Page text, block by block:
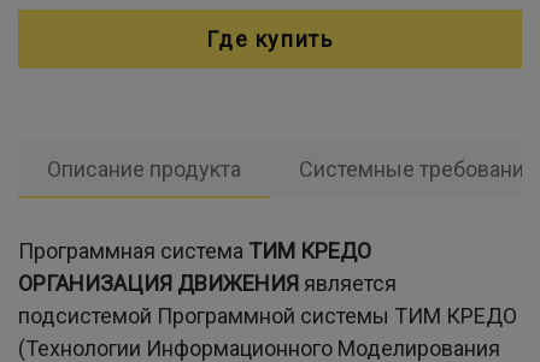
Где купить
Описание продукта Системные требования
Программная система ТИМ КРЕДО
ОРГАНИЗАЦИЯ ДВИЖЕНИЯ является
подсистемой Программной системы ТИМ КРЕДО
(Технологии Информационного Моделирования